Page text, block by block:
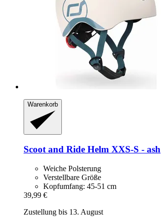
Warenkorb
Scoot and Ride Helm XXS-​S -​ ash
Weiche Polsterung
Verstellbare Größe
Kopfumfang: 45-51 cm
39,99 €
Zustellung bis 13. August